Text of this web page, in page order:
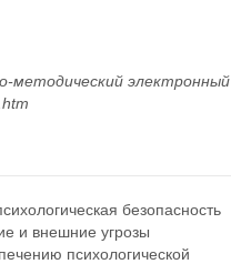
методический электронный
безопасность
и внешние угрозы
психологической